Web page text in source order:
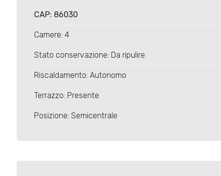
CAP: 86030
Camere: 4
Stato conservazione: Da ripulire
Riscaldamento: Autonomo
Terrazzo: Presente
Posizione: Semicentrale
Bagni